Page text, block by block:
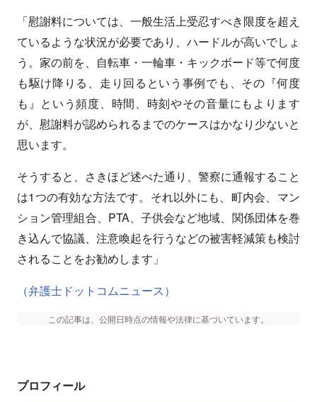
「慰謝料については、一般生活上受忍すべき限度を超え
ているような状況が必要であり、ハードルが高いでしょ
う。家の前を、自転車・一輪車・キックボード等で何度
も駆け降りる、走り回るという事例でも、その『何度
も』という頻度、時間、時刻やその音量にもよります
が、慰謝料が認められるまでのケースはかなり少ないと
思います。
そうすると、さきほど述べた通り、警察に通報すること
は1つの有効な方法です。それ以外にも、町内会、マン
ション管理組合、PTA、子供会など地域、関係団体を巻
き込んで協議、注意喚起を行うなどの被害軽減策も検討
されることをお勧めします」
（弁護士ドットコムニュース）
この記事は、公開日時点の情報や法律に基づいています。
プロフィール